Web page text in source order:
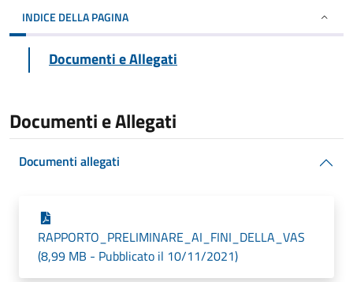
INDICE DELLA PAGINA
Documenti e Allegati
Documenti e Allegati
Documenti allegati
RAPPORTO_PRELIMINARE_AI_FINI_DELLA_VAS
(8,99 MB - Pubblicato il 10/11/2021)